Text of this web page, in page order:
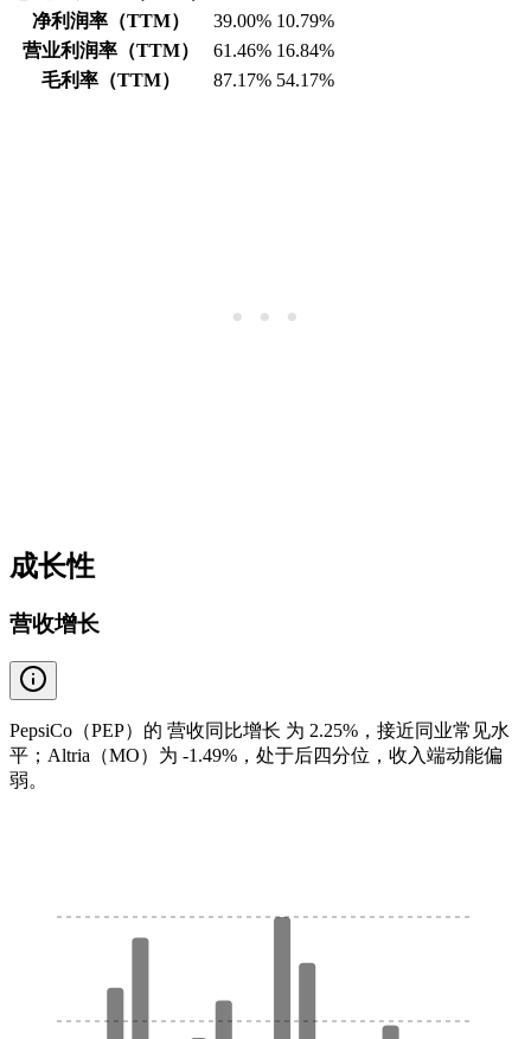
净利润率（TTM）
39.00% 10.79%
营业利润率（TTM）
61.46% 16.84%
毛利率（TTM）
87.17% 54.17%
成长性
营收增长
PepsiCo（PEP）的 营收同比增长 为 2.25%，接近同业常见水
平；Altria（MO）为 -1.49%，处于后四分位，收入端动能偏
弱。